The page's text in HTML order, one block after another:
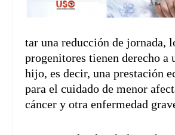
tar una reducción de jornada,
progenitores tienen derecho a
hijo, es decir, una prestación
para el cuidado de menor
cáncer y otra enfermedad